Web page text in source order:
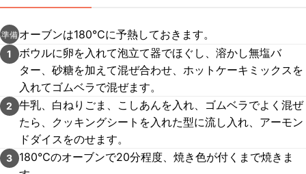
準備 オーブンは180℃に予熱しておきます。
1
ボウルに卵を入れて泡立て器でほぐし、溶かし無塩バ
ター、砂糖を加えて混ぜ合わせ、ホットケーキミックスを
入れてゴムベラで混ぜます。
2
牛乳、白ねりごま、こしあんを入れ、ゴムベラでよく混ぜ
たら、クッキングシートを入れた型に流し入れ、アーモン
ドダイスをのせます。
3
180℃のオーブンで20分程度、焼き色が付くまで焼きま